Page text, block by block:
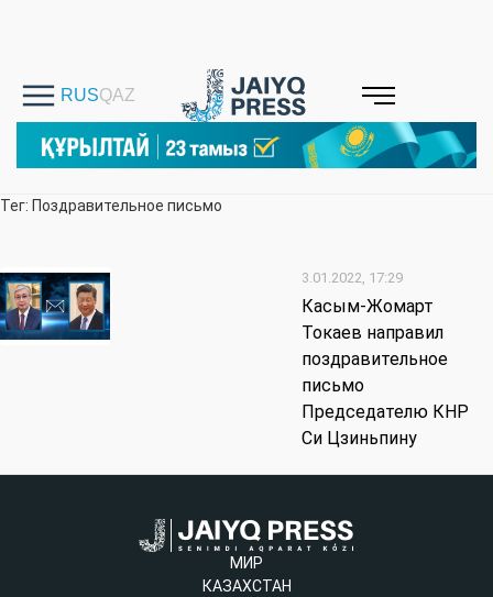
Тег: Поздравительное письмо
3.01.2022, 17:29
Касым-Жомарт
Токаев направил
поздравительное
письмо
Председателю КНР
Си Цзиньпину
МИР
КАЗАХСТАН